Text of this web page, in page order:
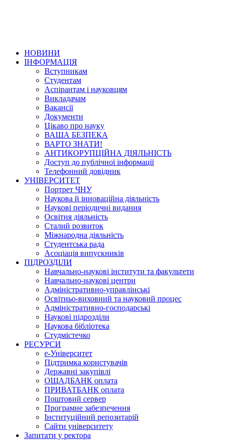
НОВИНИ
ІНФОРМАЦІЯ
Вступникам
Студентам
Аспірантам і науковцям
Викладачам
Вакансії
Документи
Цікаво про науку
ВАША БЕЗПЕКА
ВАРТО ЗНАТИ!
АНТИКОРУПЦІЙНА ДІЯЛЬНІСТЬ
Доступ до публічної інформації
Телефонний довідник
УНІВЕРСИТЕТ
Портрет ЧНУ
Наукова й інноваційна діяльність
Наукові періодичні видання
Освітня діяльність
Сталий розвиток
Міжнародна діяльність
Студентська рада
Асоціація випускників
ПІДРОЗДІЛИ
Навчально-наукові інститути та факультети
Навчально-наукові центри
Адміністративно-управлінські
Освітньо-виховний та науковий процес
Адміністративно-господарські
Наукові підрозділи
Наукова бібліотека
Студмістечко
РЕСУРСИ
е-Університет
Підтримка користувачів
Державні закупівлі
ОЩАДБАНК оплата
ПРИВАТБАНК оплата
Поштовий сервер
Програмне забезпечення
Інституційний репозитарій
Сайти університету
Запитати у ректора